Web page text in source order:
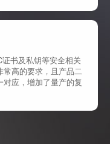
书及私钥等安全相关
高的要求，且产品二
应，增加了量产的复